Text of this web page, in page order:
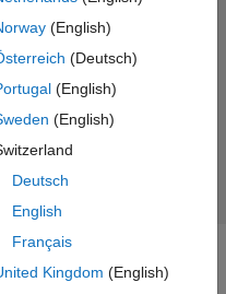
(English)
(Deutsch)
(English)
(English)
Deutsch
English
Français
Kingdom (English)
취급방침
불법 복제 방지